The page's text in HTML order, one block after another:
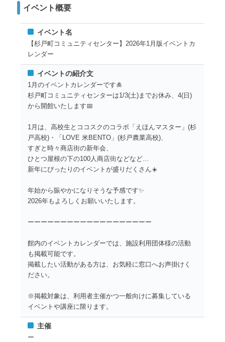
イベント概要
イベント名
【杉戸町コミュニティセンター】2026年1月版イベントカ
レンダー
イベントの紹介文
1月のイベントカレンダーです🎍
杉戸町コミュニティセンターは1/3(土)までお休み、4(日)
から開館いたします📅
1月は、高校生とココスクのコラボ「えほんマスター」(杉
戸高校)・「LOVE 米BENTO」(杉戸農業高校)、
すぎと時々商店街の新年会、
ひとつ屋根の下の100人商店街などなど…
新年にぴったりのイベントが盛りだくさん☀️
年始から賑やかになりそうな予感です✨
2026年もよろしくお願いいたします。
ーーーーーーーーーーーーーーーーーーー
館内のイベントカレンダーでは、施設利用団体様の活動
も掲載可能です。
掲載したい活動がある方は、お気軽に窓口へお声掛けく
ださい。
※掲載対象は、利用者主催かつ一般向けに募集している
イベントや講座に限ります。
主催
ー